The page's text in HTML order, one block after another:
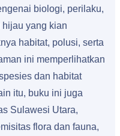
biologi, perilaku,
yang kian
habitat, polusi, serta
ini memperlihatkan
dan habitat
itu, buku ini juga
Sulawesi Utara,
flora dan fauna,